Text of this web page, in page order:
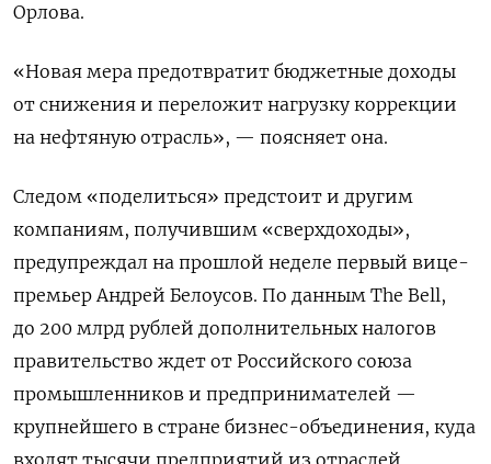
Орлова.
«Новая мера предотвратит бюджетные доходы
от снижения и переложит нагрузку коррекции
на нефтяную отрасль», — поясняет она.
Следом «поделиться» предстоит и другим
компаниям, получившим «сверхдоходы»,
предупреждал на прошлой неделе первый вице-
премьер Андрей Белоусов. По данным The Bell,
до 200 млрд рублей дополнительных налогов
правительство ждет от Российского союза
промышленников и предпринимателей —
крупнейшего в стране бизнес-объединения, куда